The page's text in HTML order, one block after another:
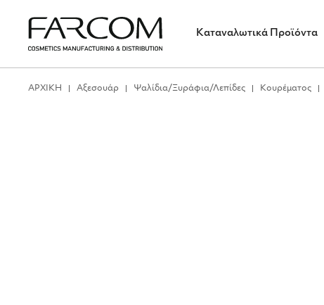
Καταναλωτικά Προϊόντα
ΑΡΧΙΚΗ Αξεσουάρ Ψαλίδια/Ξυράφια/Λεπίδες Κουρέματος